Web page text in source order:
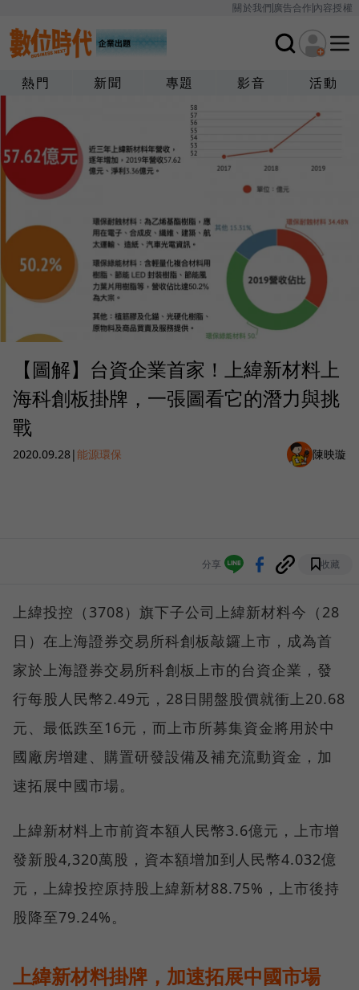
關於我們廣告合作內容授權
熱門 新聞 專題 影音 活動
【圖解】台資企業首家！上緯新材料上
海科創板掛牌，一張圖看它的潛力與挑
戰
2020.09.28|能源環保 陳映璇
分享 收藏
上緯投控（3708）旗下子公司上緯新材料今（28
日）在上海證券交易所科創板敲鑼上市，成為首
家於上海證券交易所科創板上市的台資企業，發
行每股人民幣2.49元，28日開盤股價就衝上20.68
元、最低跌至16元，而上市所募集資金將用於中
國廠房增建、購置研發設備及補充流動資金，加
速拓展中國市場。
上緯新材料上市前資本額人民幣3.6億元，上市增
發新股4,320萬股，資本額增加到人民幣4.032億
元，上緯投控原持股上緯新材88.75%，上市後持
股降至79.24%。
上緯新材料掛牌，加速拓展中國市場